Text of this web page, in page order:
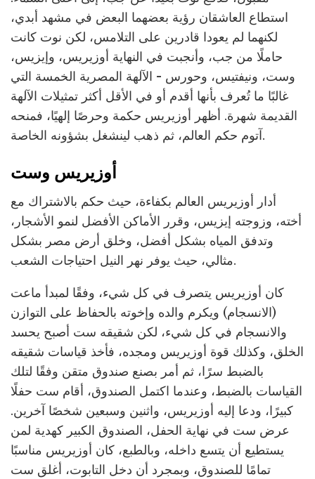
استطاع العاشقان رؤية بعضهما البعض في مشهد أبدي،
لكنهما لم يعودا قادرين على التلامس، لكن نوت كانت
حاملًا من جب، وأنجبت في النهاية أوزيريس، وإيزيس،
وست، ونيفتيس، وحورس - الآلهة المصرية الخمسة التي
غالبًا ما تُعرف بأنها أقدم أو في الأقل أكثر تمثيلات الآلهة
القديمة شهرة. أظهر أوزيريس حكمة وحرصًا إلهيًا، فمنحه
آتوم حكم العالم، ثم ذهب لينشغل بشؤونه الخاصة.
أوزيريس وست
أدار أوزيريس العالم بكفاءة، حيث حكم بالاشتراك مع
أخته، وزوجته إيزيس، وقرر الأماكن الأفضل لنمو الأشجار،
وتدفق المياه بشكل أفضل، وخلق أرض مصر بشكل
مثالي، حيث يوفر نهر النيل احتياجات الشعب.
كان أوزيريس يتصرف في كل شيء، وفقًا لمبدأ ماعت
(الانسجام) ويكرم والده وإخوته بالحفاظ على التوازن
والانسجام في كل شيء، لكن شقيقه ست أصبح يحسد
الخلق، وكذلك قوة أوزيريس ومجده، فأخذ قياسات شقيقه
بالضبط سرًا، ثم أمر بصنع صندوق متقن وفقًا لتلك
القياسات بالضبط، وعندما اكتمل الصندوق، أقام ست حفلًا
كبيرًا، ودعا إليه أوزيريس، واثنين وسبعين شخصًا آخرين.
عرض ست في نهاية الحفل، الصندوق الكبير كهدية لمن
يستطيع أن يتسع داخله، وبالطبع، كان أوزيريس مناسبًا
تمامًا للصندوق، وبمجرد أن دخل التابوت، أغلق ست